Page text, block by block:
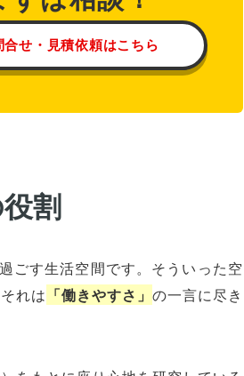
合せ・見積依頼はこちら
割
ごす生活空間です。そういった空
れは 「働きやすさ」 の一言に尽き